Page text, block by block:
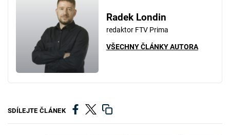
Radek Londin
redaktor FTV Prima
VŠECHNY ČLÁNKY AUTORA
SDÍLEJTE ČLÁNEK